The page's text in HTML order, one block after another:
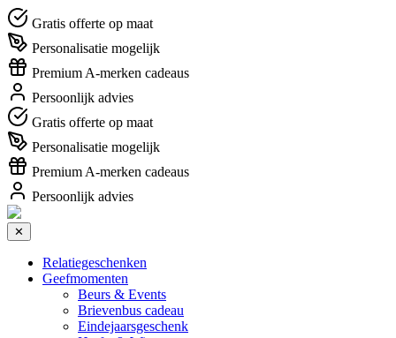
Gratis offerte op maat
Personalisatie mogelijk
Premium A-merken cadeaus
Persoonlijk advies
Gratis offerte op maat
Personalisatie mogelijk
Premium A-merken cadeaus
Persoonlijk advies
✕
Relatiegeschenken
Geefmomenten
Beurs & Events
Brievenbus cadeau
Eindejaarsgeschenk